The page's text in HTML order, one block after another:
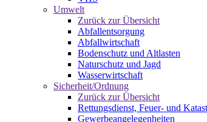
Umwelt
Zurück zur Übersicht
Abfallentsorgung
Abfallwirtschaft
Bodenschutz und Altlasten
Naturschutz und Jagd
Wasserwirtschaft
Sicherheit/Ordnung
Zurück zur Übersicht
Rettungsdienst, Feuer- und
Gewerbeangelegenheiten